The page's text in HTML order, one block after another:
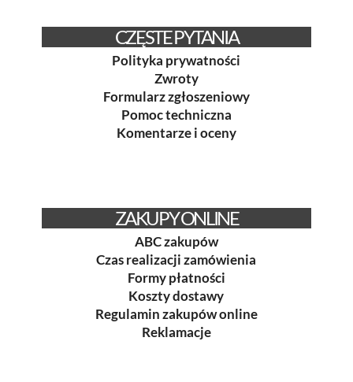
CZĘSTE PYTANIA
Polityka prywatności
Zwroty
Formularz zgłoszeniowy
Pomoc techniczna
Komentarze i oceny
ZAKUPY ONLINE
ABC zakupów
Czas realizacji zamówienia
Formy płatności
Koszty dostawy
Regulamin zakupów online
Reklamacje